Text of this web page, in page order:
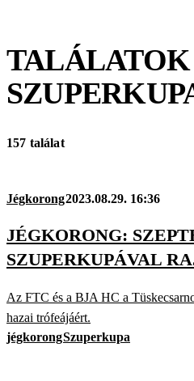
157 találat
Jégkorong2023.08.29. 16:36
JÉGKORONG:
SZUPERKUPÁVAL
Az FTC és a BJA HC a
hazai trófeájáért.
jégkorongSzuperkupa